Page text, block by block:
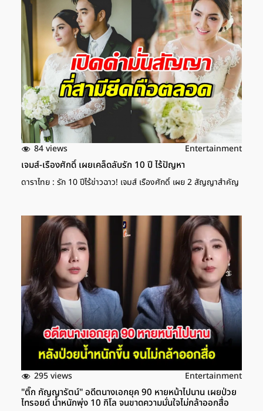
84 views Entertainment
เจมส์-เรืองศักดิ์ เผยเคล็ดลับรัก 10 ปี ไร้ปัญหา
ดาราไทย : รัก 10 ปีไร้ข่าวฉาว! เจมส์ เรืองศักดิ์ เผย 2 สัญญาสำคัญ
295 views Entertainment
"ติ๊ก กัญญารัตน์" อดีตนางเอกยุค 90 หายหน้าไปนาน เผยป่วย
ไทรอยด์ น้ำหนักพุ่ง 10 กิโล จนขาดความมั่นใจไม่กล้าออกสื่อ